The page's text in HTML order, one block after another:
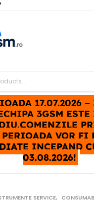
17.07.2026 –
3GSM
VOR FI
INCEPAND
03.08.2026!
SERVICE,